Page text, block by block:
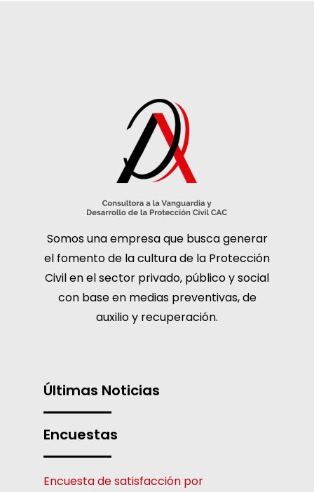
Somos una empresa que busca generar
el fomento de la cultura de la Protección
Civil en el sector privado, público y social
con base en medias preventivas, de
auxilio y recuperación.
Últimas Noticias
Encuestas
Encuesta de satisfacción por